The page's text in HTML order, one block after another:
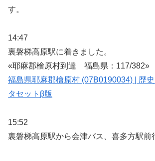
す。
14:47
裏磐梯高原駅に着きました。
«耶麻郡檜原村到達 福島県：117/382»
福島県耶麻郡檜原村 (07B0190034) | 歴
タセットβ版
15:52
裏磐梯高原駅から会津バス、喜多方駅前